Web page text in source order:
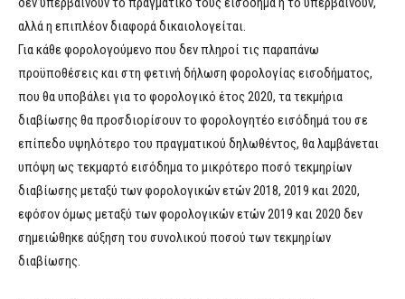
αλλά η επιπλέον διαφορά δικαιολογείται.
Για κάθε φορολογούμενο που δεν πληροί τις παραπάνω
προϋποθέσεις και στη φετινή δήλωση φορολογίας εισοδήματος,
που θα υποβάλει για το φορολογικό έτος 2020, τα τεκμήρια
διαβίωσης θα προσδιορίσουν το φορολογητέο εισόδημά του σε
επίπεδο υψηλότερο του πραγματικού δηλωθέντος, θα λαμβάνεται
υπόψη ως τεκμαρτό εισόδημα το μικρότερο ποσό τεκμηρίων
διαβίωσης μεταξύ των φορολογικών ετών 2018, 2019 και 2020,
εφόσον όμως μεταξύ των φορολογικών ετών 2019 και 2020 δεν
σημειώθηκε αύξηση του συνολικού ποσού των τεκμηρίων
διαβίωσης.